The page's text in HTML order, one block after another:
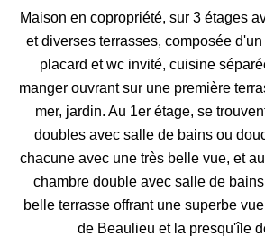
Maison en copropriété, sur 3 étages
et diverses terrasses, composée
placard et wc invité, cuisine
manger ouvrant sur une première
mer, jardin. Au 1er étage, se
doubles avec salle de bains ou
chacune avec une très belle vue, et
chambre double avec salle de
belle terrasse offrant une superbe
de Beaulieu et la presqu'île